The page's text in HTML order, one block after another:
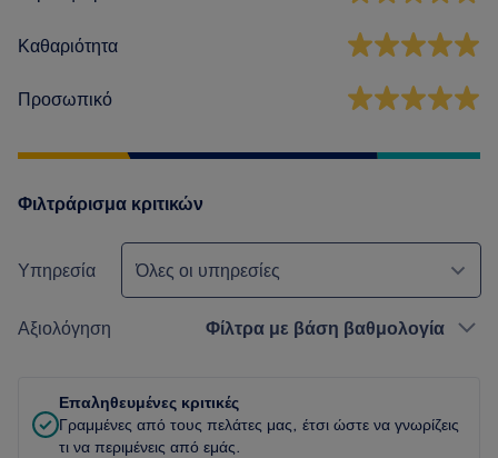
Καθαριότητα
Προσωπικό
Φιλτράρισμα κριτικών
Υπηρεσία Όλες οι υπηρεσίες
Αξιολόγηση Φίλτρα με βάση βαθμολογία
Επαληθευμένες κριτικές
Γραμμένες από τους πελάτες μας, έτσι ώστε να γνωρίζεις
τι να περιμένεις από εμάς.